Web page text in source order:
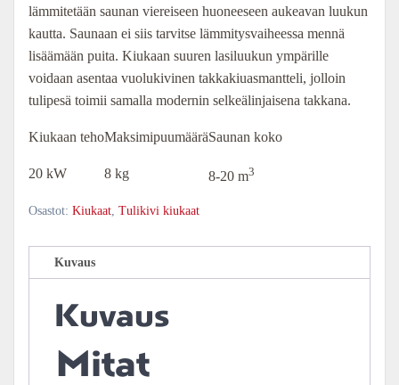
lämmitetään saunan viereiseen huoneeseen aukeavan luukun
kautta. Saunaan ei siis tarvitse lämmitysvaiheessa mennä
lisäämään puita. Kiukaan suuren lasiluukun ympärille
voidaan asentaa vuolukivinen takkakiuasmantteli, jolloin
tulipesä toimii samalla modernin selkeälinjaisena takkana.
Kiukaan teho
20 kW
Maksimipuumäärä
8 kg
Saunan koko
8-20 m3
Osastot: Kiukaat, Tulikivi kiukaat
Kuvaus
Kuvaus
Mitat